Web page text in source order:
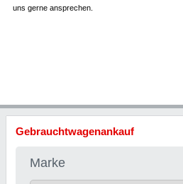
uns gerne ansprechen.
Gebrauchtwagenankauf
Marke